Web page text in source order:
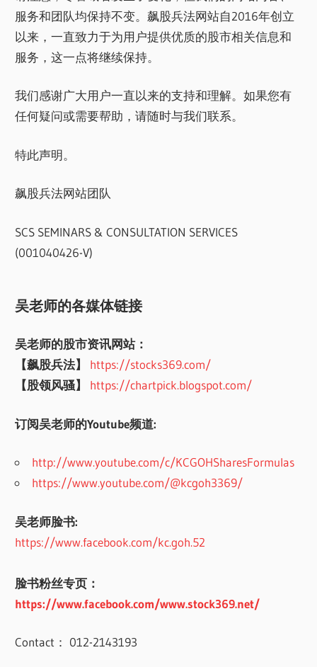
服务和团队均保持不变。飙股兵法网站自2016年创立
以来，一直致力于为用户提供优质的股市相关信息和
服务，这一点将继续保持。
我们感谢广大用户一直以来的支持和理解。如果您有
任何疑问或需要帮助，请随时与我们联系。
特此声明。
飙股兵法网站团队
SCS SEMINARS & CONSULTATION SERVICES
(001040426-V)
吴老师的各媒体链接
吴老师的股市资讯网站：
【飙股兵法】
https://stocks369.com/
【股领风骚】
https://chartpick.blogspot.com/
订阅吴老师的Youtube频道:
http://www.youtube.com/c/KCGOHSharesFormulas
https://www.youtube.com/@kcgoh3369/
吴老师脸书:
https://www.facebook.com/kc.goh.52
脸书粉丝专页：
https://www.facebook.com/www.stock369.net/
Contact： 012-2143193